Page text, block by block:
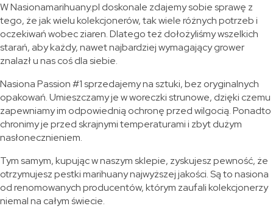
W Nasionamarihuany.pl doskonale zdajemy sobie sprawę z
tego, że jak wielu kolekcjonerów, tak wiele różnych potrzeb i
oczekiwań wobec ziaren. Dlatego też dołożyliśmy wszelkich
starań, aby każdy, nawet najbardziej wymagający grower
znalazł u nas coś dla siebie.
Nasiona Passion #1 sprzedajemy na sztuki, bez oryginalnych
opakowań. Umieszczamy je w woreczki strunowe, dzięki czemu
zapewniamy im odpowiednią ochronę przed wilgocią. Ponadto
chronimy je przed skrajnymi temperaturami i zbyt dużym
nasłonecznieniem.
Tym samym, kupując w naszym sklepie, zyskujesz pewność, że
otrzymujesz pestki marihuany najwyższej jakości. Są to nasiona
od renomowanych producentów, którym zaufali kolekcjonerzy
niemal na całym świecie.